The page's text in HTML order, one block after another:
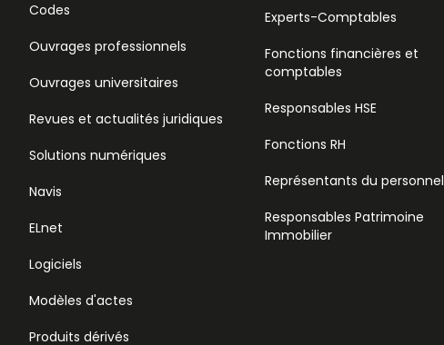
Codes
Ouvrages professionnels
Ouvrages universitaires
Revues et actualités juridiques
Solutions numériques
Navis
ELnet
Logiciels
Modèles d'actes
Produits dérivés
Experts-Comptables
Fonctions financières et
comptables
Responsables HSE
Fonctions RH
Représentants du personnel
Responsables Patrimoine
Immobilier